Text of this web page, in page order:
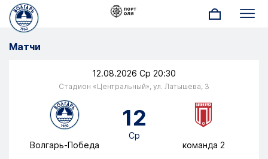
Меню
Матчи
12.08.2026 Ср 20:30
Стадион «Центральный», ул. Латышева, 3
Волгарь-Победа
12
Ср
команда 2